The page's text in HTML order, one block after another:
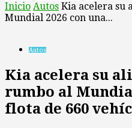
Inicio Autos Kia acelera su
Mundial 2026 con una...
Autos
Kia acelera su
rumbo al
flota de 660